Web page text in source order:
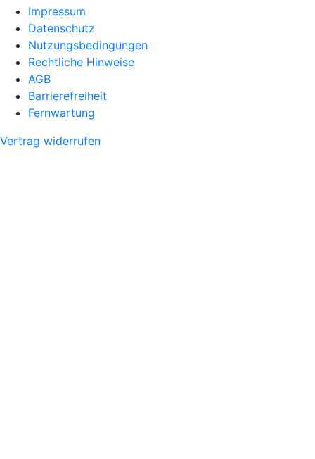
Impressum
Datenschutz
Nutzungsbedingungen
Rechtliche Hinweise
AGB
Barrierefreiheit
Fernwartung
Vertrag widerrufen